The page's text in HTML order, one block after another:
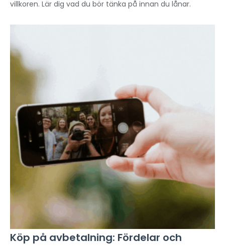
villkoren. Lär dig vad du bör tänka på innan du lånar.
Köp på avbetalning: Fördelar och